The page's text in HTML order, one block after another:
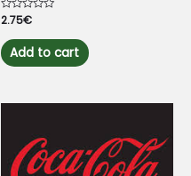
Rated
0
out
of
5
2.75€
Add to cart